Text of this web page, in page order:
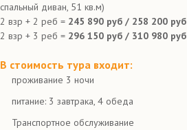
спальный диван, 51 кв.м)
2 взр + 2 реб = 245 890 руб / 258 200 руб
2 взр + 3 реб = 296 150 руб / 310 980 руб
В стоимость тура входит:
проживание 3 ночи
питание: 3 завтрака, 4 обеда
Транспортное обслуживание